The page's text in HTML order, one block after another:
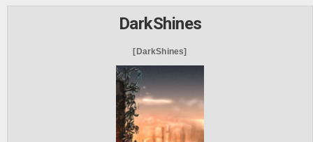
DarkShines
[DarkShines]